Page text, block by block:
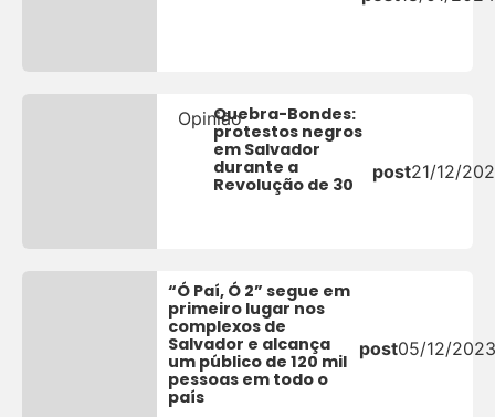
OpiniãoQuebra-Bondes:
protestos negros
em Salvador
durante a
Revolução de 30
post21/12/
“Ó Paí, Ó 2” segue em
primeiro lugar nos
complexos de
Salvador e alcança
um público de 120 mil
pessoas em todo o
país
post05/12/